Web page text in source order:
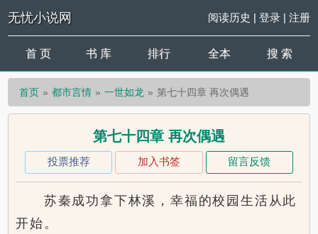
无忧小说网 阅读历史 | 登录| 注册
首 页 书 库 排行 全本 搜 索
首页 都市言情 一世如龙 第七十四章 再次偶遇
第七十四章 再次偶遇
投票推荐 加入书签 留言反馈
苏秦成功拿下林溪，幸福的校园生活从此
开始。